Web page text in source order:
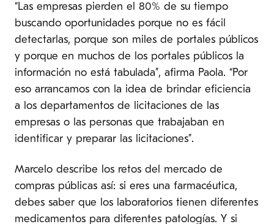
“Las empresas pierden el 80% de su tiempo
buscando oportunidades porque no es fácil
detectarlas, porque son miles de portales públicos
y porque en muchos de los portales públicos la
información no está tabulada”, afirma Paola. “Por
eso arrancamos con la idea de brindar eficiencia
a los departamentos de licitaciones de las
empresas o las personas que trabajaban en
identificar y preparar las licitaciones”.
Marcelo describe los retos del mercado de
compras públicas así: si eres una farmacéutica,
debes saber que los laboratorios tienen diferentes
medicamentos para diferentes patologías. Y si